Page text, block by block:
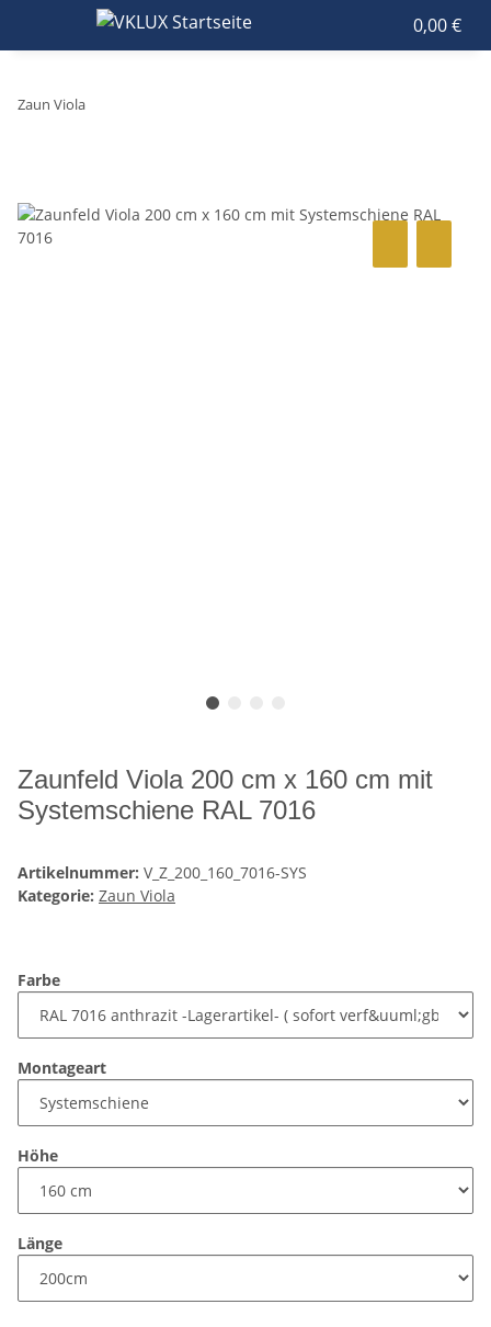
0,00 €
Zaun Viola
Zaunfeld Viola 200 cm x 160 cm mit
Systemschiene RAL 7016
Artikelnummer: V_Z_200_160_7016-SYS
Kategorie: Zaun Viola
Farbe
Montageart
Höhe
Länge